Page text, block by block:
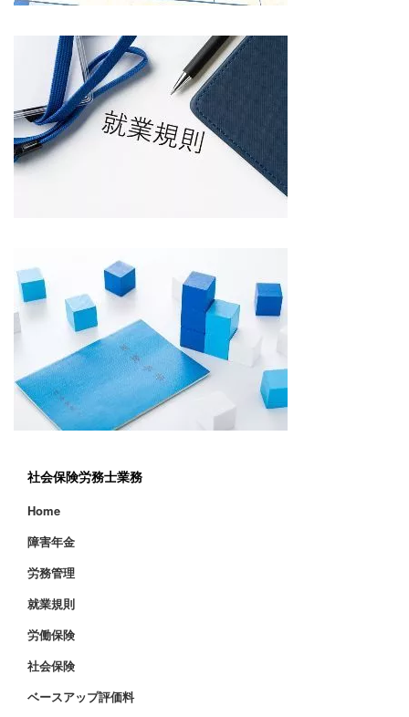
社会保険労務士業務
Home
障害年金
労務管理
就業規則
労働保険
社会保険
ベースアップ評価料